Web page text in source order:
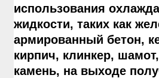
использования
жидкости, таких как
армированный бетон,
кирпич, клинкер,
камень, на выходе